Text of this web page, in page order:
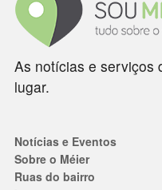
As notícias e serviços
lugar.
Notícias e Eventos
Sobre o Méier
Ruas do bairro